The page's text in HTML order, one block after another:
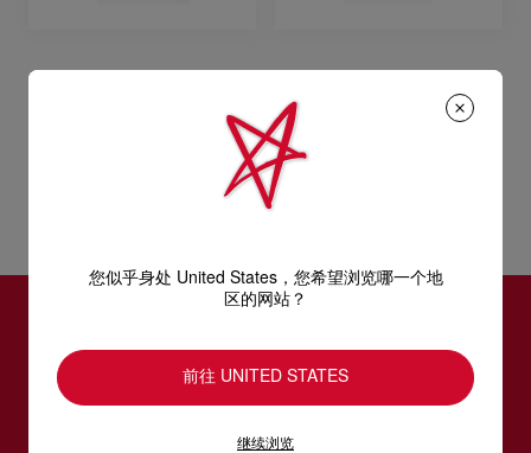
Bettina
手链 - 小牛皮 - Suzuran
S$450.00
订阅LOUBOUTIN通信
您似乎身处 United States，您希望浏览哪一个地
区的网站？
前往 UNITED STATES
继续浏览